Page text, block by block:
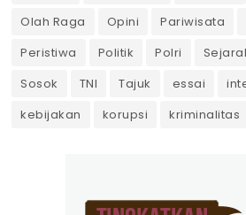
Olah Raga
Opini Pariwisata
Peristiwa
Politik Polri
Sosok
TNI Tajuk essai
kebijakan
korupsi kriminalitas